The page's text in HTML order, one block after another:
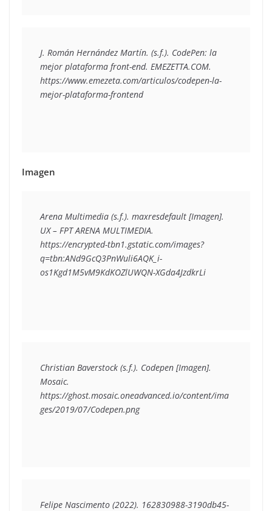
J. Román Hernández Martín. (s.f.). CodePen: la
mejor plataforma front-end. EMEZETTA.COM.
https://www.emezeta.com/articulos/codepen-la-
mejor-plataforma-frontend
Imagen
Arena Multimedia (s.f.). maxresdefault [Imagen].
UX – FPT ARENA MULTIMEDIA.
https://encrypted-tbn1.gstatic.com/images?
q=tbn:ANd9GcQ3PnWuli6AQK_i-
Christian Baverstock (s.f.). Codepen [Imagen].
Mosaic.
https://ghost.mosaic.oneadvanced.io/content/ima
ges/2019/07/Codepen.png
Felipe Nascimento (2022). 162830988-3190db45-